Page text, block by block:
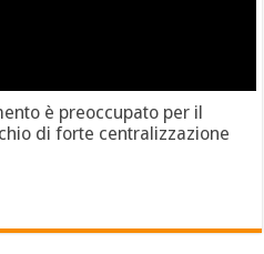
è preoccupato per il
di forte centralizzazione